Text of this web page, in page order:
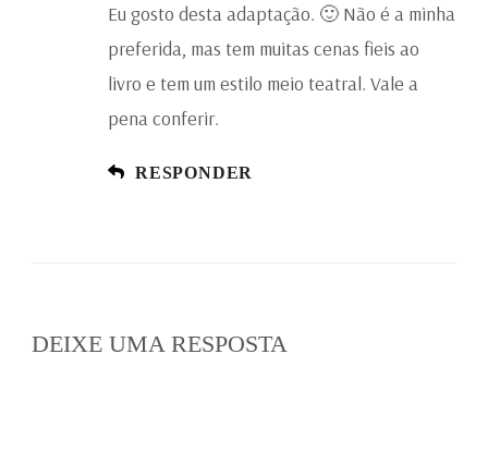
Eu gosto desta adaptação. 🙂 Não é a minha
preferida, mas tem muitas cenas fieis ao
livro e tem um estilo meio teatral. Vale a
pena conferir.
RESPONDER
DEIXE UMA RESPOSTA